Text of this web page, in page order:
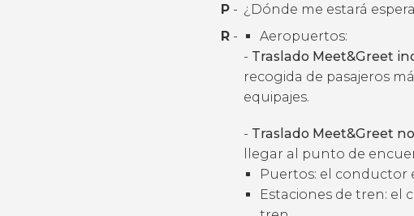
P - ¿Dónde me estará
R -
Aeropuertos:
- Traslado Meet&Greet
recogida de pasajeros
equipajes.
- Traslado Meet&Greet
llegar al punto de
Puertos: el conductor
Estaciones de tren: el